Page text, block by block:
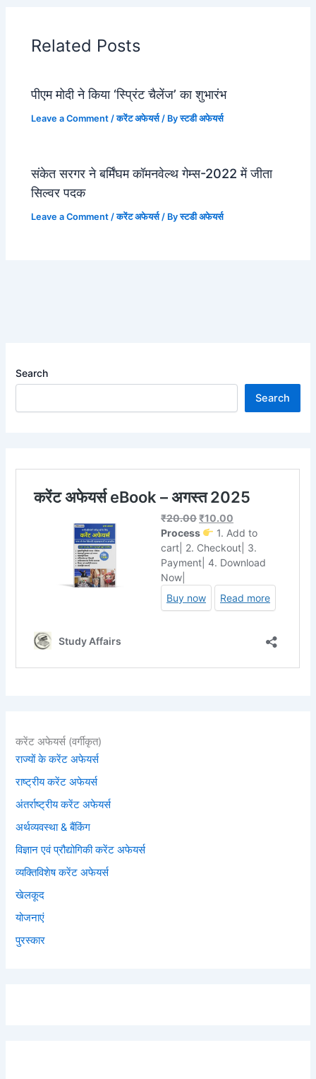
Related Posts
पीएम मोदी ने किया ‘स्प्रिंट चैलेंज’ का शुभारंभ
Leave a Comment /करेंट अफेयर्स/ Byस्टडी अफेयर्स
संकेत सरगर ने बर्मिंघम कॉमनवेल्थ गेम्स-2022 में जीता
सिल्वर पदक
Leave a Comment /करेंट अफेयर्स/ Byस्टडी अफेयर्स
Search
Search
करेंट अफेयर्स (वर्गीकृत)
राज्यों के करेंट अफेयर्स
राष्ट्रीय करेंट अफेयर्स
अंतर्राष्ट्रीय करेंट अफेयर्स
अर्थव्यवस्था & बैंकिंग
विज्ञान एवं प्रौद्योगिकी करेंट अफेयर्स
व्यक्तिविशेष करेंट अफेयर्स
खेलकूद
योजनाएं
पुरस्कार